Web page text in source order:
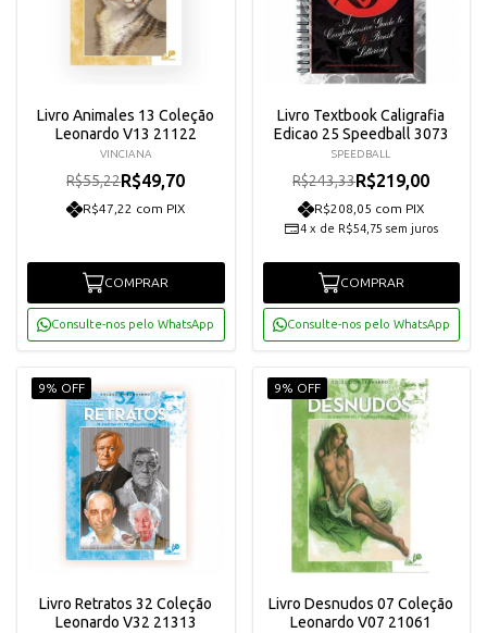
Livro Animales 13 Coleção
Leonardo V13 21122
VINCIANA
R$55,22R$49,70
R$47,22 com PIX
COMPRAR
Consulte-nos pelo WhatsApp
Livro Textbook Caligrafia
Edicao 25 Speedball 3073
SPEEDBALL
R$243,33R$219,00
R$208,05 com PIX
4 x de R$54,75 sem juros
COMPRAR
Consulte-nos pelo WhatsApp
9% OFF
Livro Retratos 32 Coleção
Leonardo V32 21313
9% OFF
Livro Desnudos 07 Coleção
Leonardo V07 21061